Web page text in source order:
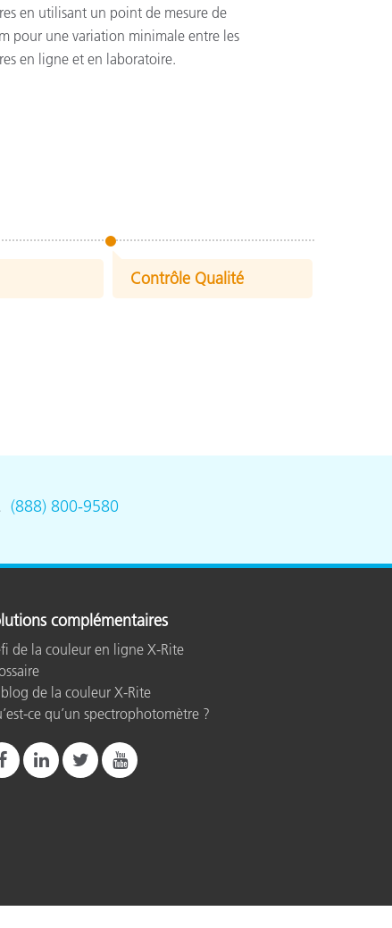
en utilisant un point de mesure de
pour une variation minimale entre les
en ligne et en laboratoire.
Contrôle Qualité
(888) 800-9580
complémentaires
de la couleur en ligne X-Rite
blog de la couleur X-Rite
ce qu’un spectrophotomètre ?